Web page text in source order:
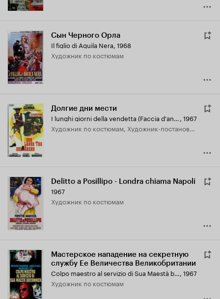
Сын Черного Орла
Il figlio di Aquila Nera, 1968
Художник по костюмам
Долгие дни мести
I lunghi giorni della vendetta (Faccia d'angelo), 1967
Художник по костюмам, Художник-постановщик
Delitto a Posillipo - Londra chiama Napoli
1967
Художник по костюмам
Мастерское нападение на секретную
службу Ее Величества Великобритании
Colpo maestro al servizio di Sua Maestà britannica, 1967
Художник по костюмам